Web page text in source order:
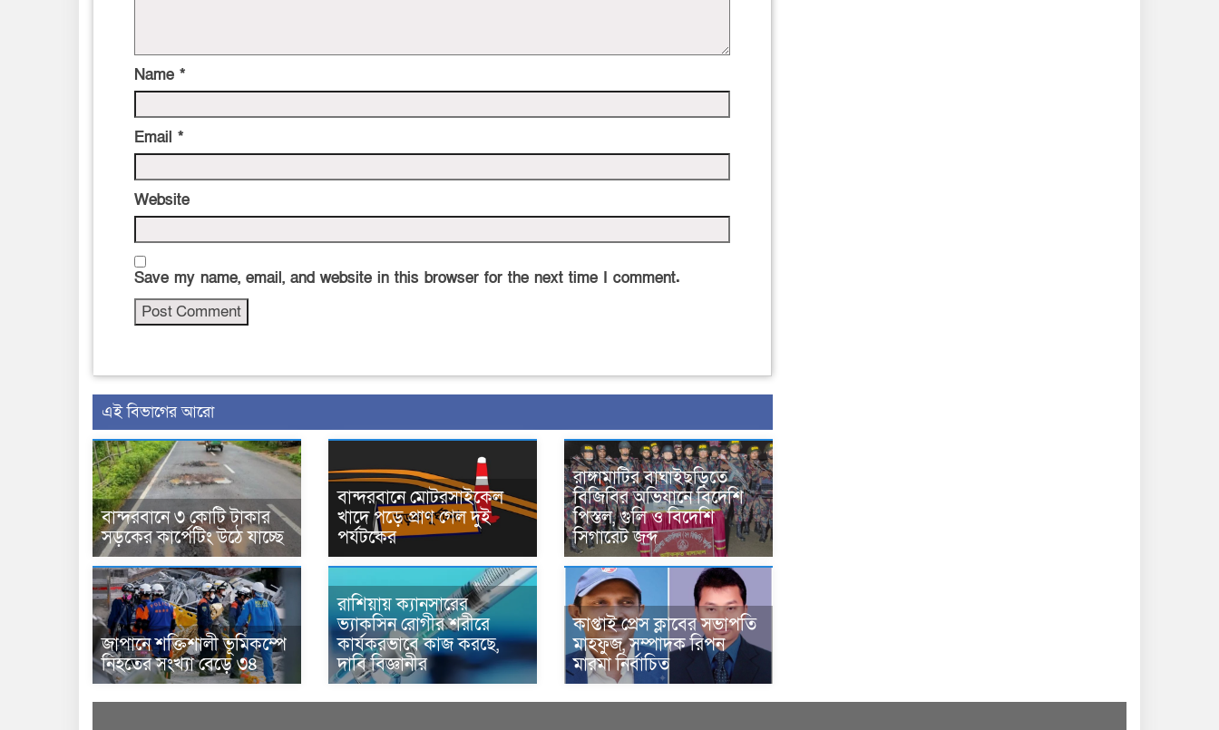
Name *
Email *
Website
Save my name, email, and website in this browser for the next time I comment.
এই বিভাগের আরো
বান্দরবানে ৩ কোটি টাকার
সড়কের কার্পেটিং উঠে যাচ্ছে
বান্দরবানে মোটরসাইকেল
খাদে পড়ে প্রাণ গেল দুই
পর্যটকের
রাঙ্গামাটির বাঘাইছড়িতে
বিজিবির অভিযানে বিদেশি
পিস্তল, গুলি ও বিদেশি
সিগারেট জব্দ
জাপানে শক্তিশালী ভূমিকম্পে
নিহতের সংখ্যা বেড়ে ৩৪
রাশিয়ায় ক্যানসারের
ভ্যাকসিন রোগীর শরীরে
কার্যকরভাবে কাজ করছে,
দাবি বিজ্ঞানীর
কাপ্তাই প্রেস ক্লাবের সভাপতি
মাহফুজ, সম্পাদক রিপন
মারমা নির্বাচিত